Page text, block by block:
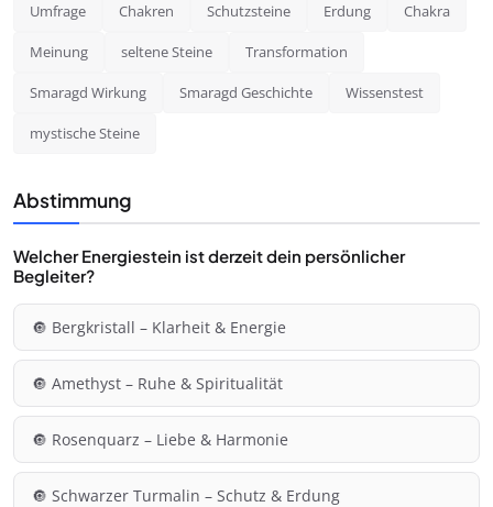
Umfrage Chakren Schutzsteine Erdung Chakra
Meinung seltene Steine Transformation
Smaragd Wirkung Smaragd Geschichte Wissenstest
mystische Steine
Abstimmung
Welcher Energiestein ist derzeit dein persönlicher
Begleiter?
🔘 Bergkristall – Klarheit & Energie
🔘 Amethyst – Ruhe & Spiritualität
🔘 Rosenquarz – Liebe & Harmonie
🔘 Schwarzer Turmalin – Schutz & Erdung